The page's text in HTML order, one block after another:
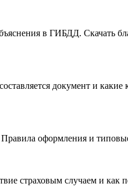
в ГИБДД. Скачать
документ и
оформления и
страховым случаем и